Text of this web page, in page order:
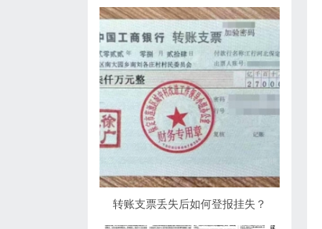
转账支票丢失后如何登报挂失？